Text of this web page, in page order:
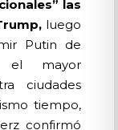
las
luego
Putin de
el mayor
ciudades
tiempo,
confirmó